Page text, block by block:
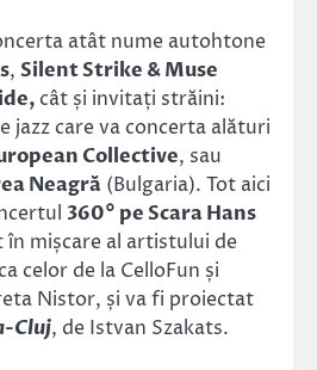
atât nume autohtone
, Silent Strike & Muse
cât și invitați străini:
jazz care va concerta alături
Collective, sau
Neagră (Bulgaria). Tot aici
360° pe Scara Hans
mișcare al artistului de
celor de la CelloFun și
Nistor, și va fi proiectat
Cluj, de Istvan Szakats.